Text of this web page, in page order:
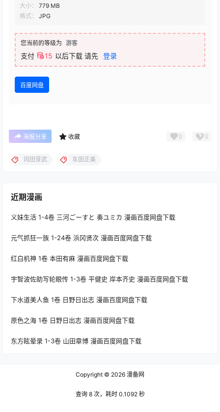
大小：
779 MB
格式：
JPG
您当前的等级为 游客
支付 15 以后下载 请先 登录
百度网盘
海报分享 收藏 0 0
冈田芽武 车田正美
近期漫画
义妹生活 1-4卷 三河ごーすと 奏ユミカ 漫画百度网盘下载
元气抓狂一族 1-24卷 浜冈贤次 漫画百度网盘下载
红白机神 1卷 本田有麻 漫画百度网盘下载
宇智波佐助写轮眼传 1-3卷 平健史 岸本齐史 漫画百度网盘下载
下水道美人鱼 1卷 日野日出志 漫画百度网盘下载
原色之海 1卷 日野日出志 漫画百度网盘下载
东方眩晕录 1-3卷 山田章博 漫画百度网盘下载
Copyright © 2026 漫备网
查询 8 次，耗时 0.1092 秒